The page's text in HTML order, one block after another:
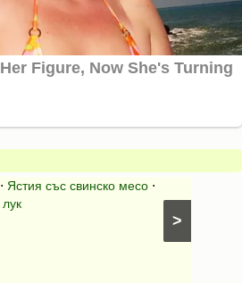
>
⋅ Ястия със свинско месо ⋅
с
яйца